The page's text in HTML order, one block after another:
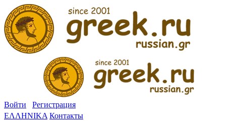
Войти
Регистрация
ΕΛΛΗΝΙΚΑ Контакты